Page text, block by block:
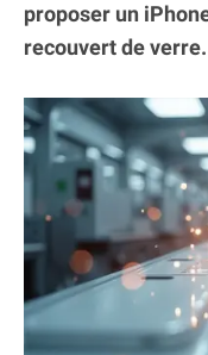
proposer un
recouvert de verre.